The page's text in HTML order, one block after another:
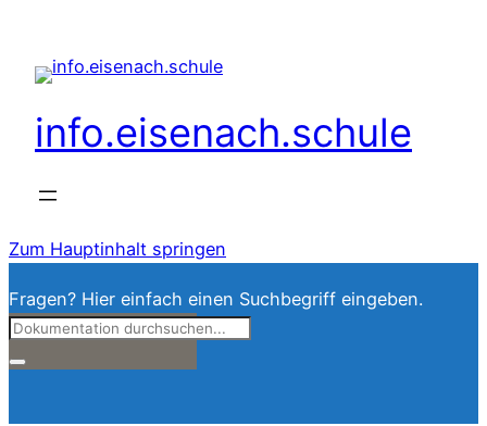
info.eisenach.schule
Zum Hauptinhalt springen
Fragen? Hier einfach einen Suchbegriff eingeben.